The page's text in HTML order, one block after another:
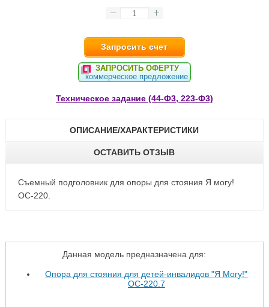
Запросить счет
ЗАПРОСИТЬ ОФЕРТУ
коммерческое предложение
Техническое задание (44-Ф3, 223-Ф3)
ОПИСАНИЕ/ХАРАКТЕРИСТИКИ
ОСТАВИТЬ ОТЗЫВ
Съемный подголовник для опоры для стояния Я могу!
ОС-220.
Данная модель предназначена для:
Опора для стояния для детей-инвалидов "Я Могу!"
ОС-220.7